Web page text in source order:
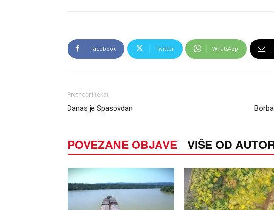
Facebook Twitter WhatsApp
Prethodni tekst
Danas je Spasovdan
POVEZANE OBJAVE VIŠE OD